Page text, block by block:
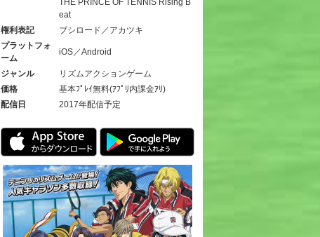
THE PRINCE OF TENNIS Rising B
eat
権利表記
ブシロード／アカツキ
プラットフォ
ーム
iOS／Android
ジャンル
リズムアクションゲーム
価格
基本ﾌﾟﾚｲ無料(ｱﾌﾟﾘ内課金ｱﾘ)
配信日
2017年配信予定